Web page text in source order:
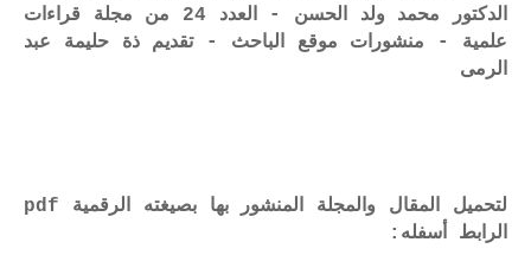
الدكتور محمد ولد الحسن - العدد 24 من مجلة قراءات
علمية - منشورات موقع الباحث - تقديم ذة حليمة عبد
الرمى
لتحميل المقال والمجلة المنشور بها بصيغته الرقمية pdf
الرابط أسفله: